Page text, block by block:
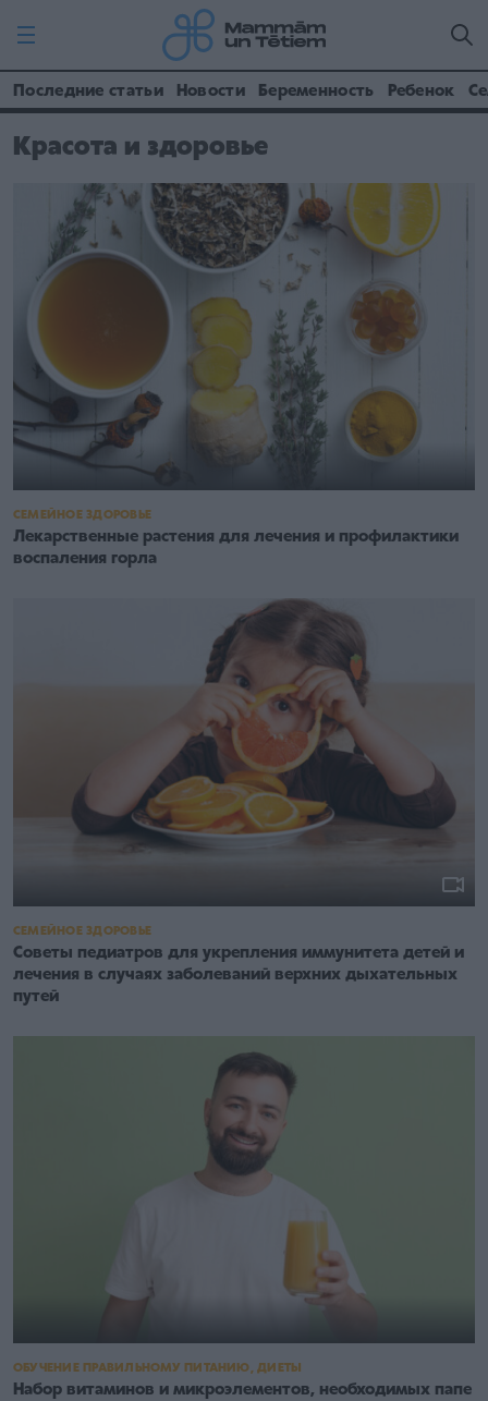
Последние статьи Новости Беременность Ребенок
Красота и здоровье
СЕМЕЙНОЕ ЗДОРОВЬЕ
Лекарственные растения для лечения и профилактики
воспаления горла
СЕМЕЙНОЕ ЗДОРОВЬЕ
Советы педиатров для укрепления иммунитета детей и
лечения в случаях заболеваний верхних дыхательных
путей
ОБУЧЕНИЕ ПРАВИЛЬНОМУ ПИТАНИЮ, ДИЕТЫ
Набор витаминов и микроэлементов, необходимых папе